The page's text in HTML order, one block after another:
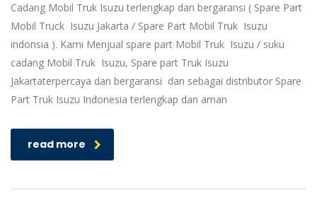
Cadang Mobil Truk Isuzu terlengkap dan bergaransi ( Spare Part
Mobil Truck Isuzu Jakarta / Spare Part Mobil Truk Isuzu
indonsia ). Kami Menjual spare part Mobil Truk Isuzu / suku
cadang Mobil Truk Isuzu, Spare part Truk Isuzu
Jakartaterpercaya dan bergaransi dan sebagai distributor Spare
Part Truk Isuzu Indonesia terlengkap dan aman
read more